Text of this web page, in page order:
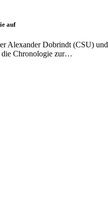
auf
Alexander Dobrindt (CSU) und
die Chronologie zur…